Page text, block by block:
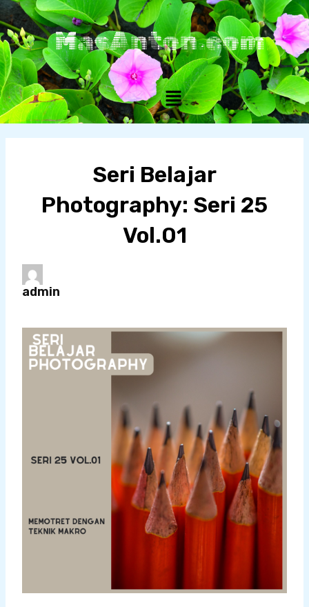
Skip
to
content
MasAnton.com
Menu
Seri Belajar
Photography: Seri 25
Vol.01
admin